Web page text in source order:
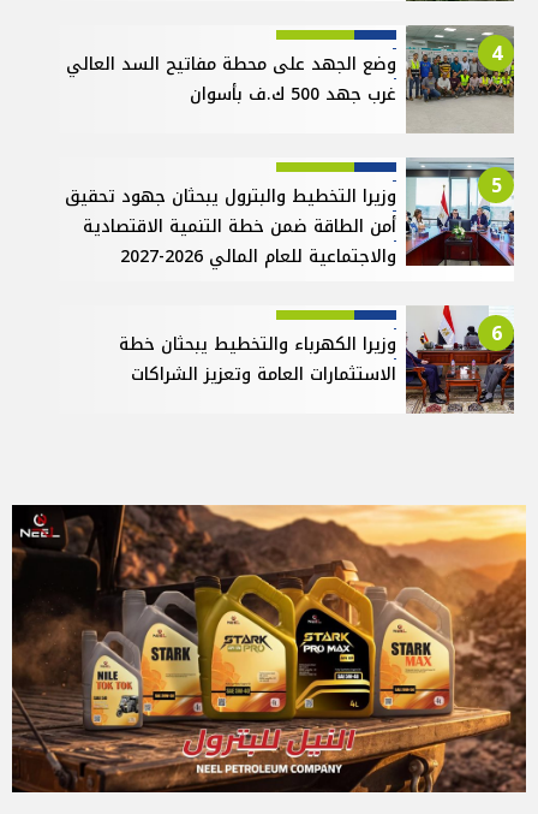
4
وضع الجهد على محطة مفاتيح السد العالي
غرب جهد 500 ك.ف بأسوان
5
وزيرا التخطيط والبترول يبحثان جهود تحقيق
أمن الطاقة ضمن خطة التنمية الاقتصادية
والاجتماعية للعام المالي 2026-2027
6
وزيرا الكهرباء والتخطيط يبحثان خطة
الاستثمارات العامة وتعزيز الشراكات